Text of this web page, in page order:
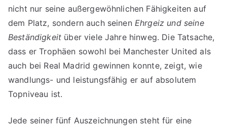
nicht nur seine außergewöhnlichen Fähigkeiten auf
dem Platz, sondern auch seinen Ehrgeiz und seine
Beständigkeit über viele Jahre hinweg. Die Tatsache,
dass er Trophäen sowohl bei Manchester United als
auch bei Real Madrid gewinnen konnte, zeigt, wie
wandlungs- und leistungsfähig er auf absolutem
Topniveau ist.
Jede seiner fünf Auszeichnungen steht für eine